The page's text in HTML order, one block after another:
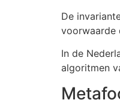
De
voorwaarde
In de
algoritmen